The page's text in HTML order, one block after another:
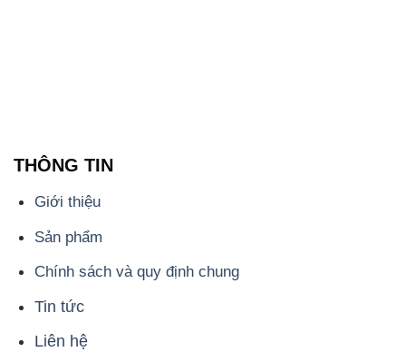
THÔNG TIN
Giới thiệu
Sản phẩm
Chính sách và quy định chung
Tin tức
Liên hệ